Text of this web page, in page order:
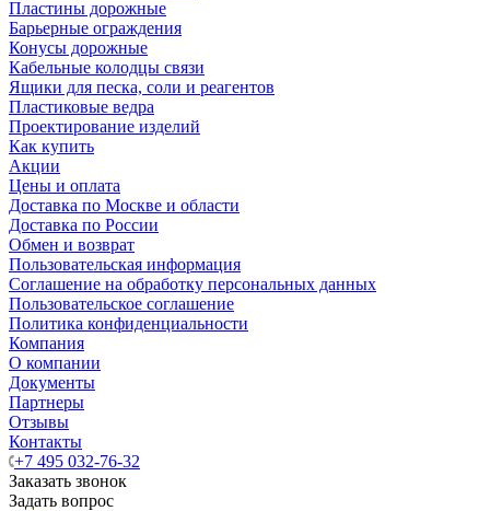
Пластины дорожные
Барьерные ограждения
Конусы дорожные
Кабельные колодцы связи
Ящики для песка, соли и реагентов
Пластиковые ведра
Проектирование изделий
Как купить
Акции
Цены и оплата
Доставка по Москве и области
Доставка по России
Обмен и возврат
Пользовательская информация
Соглашение на обработку персональных данных
Пользовательское соглашение
Политика конфиденциальности
Компания
О компании
Документы
Партнеры
Отзывы
Контакты
+7 495 032-76-32
Заказать звонок
Задать вопрос